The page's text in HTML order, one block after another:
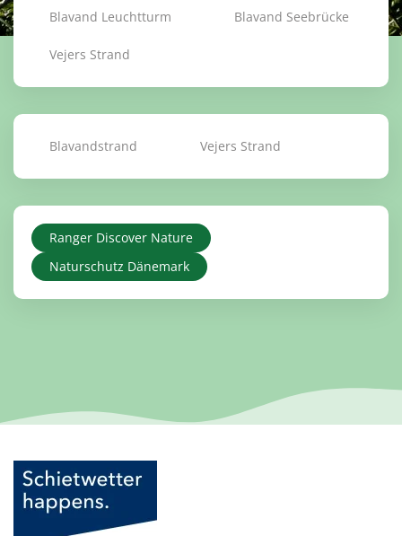
Blavand Leuchtturm Blavand Seebrücke
Vejers Strand
Blavandstrand Vejers Strand
Ranger Discover Nature
Naturschutz Dänemark